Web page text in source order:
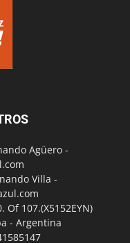
Agüero -
Villa -
Of 107.(X5152EYN)
- Argentina